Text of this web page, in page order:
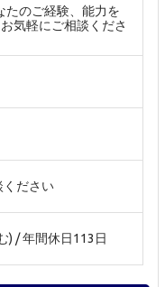
たのご経験、能力を
気軽にご相談くださ
ください
) / 年間休日113日